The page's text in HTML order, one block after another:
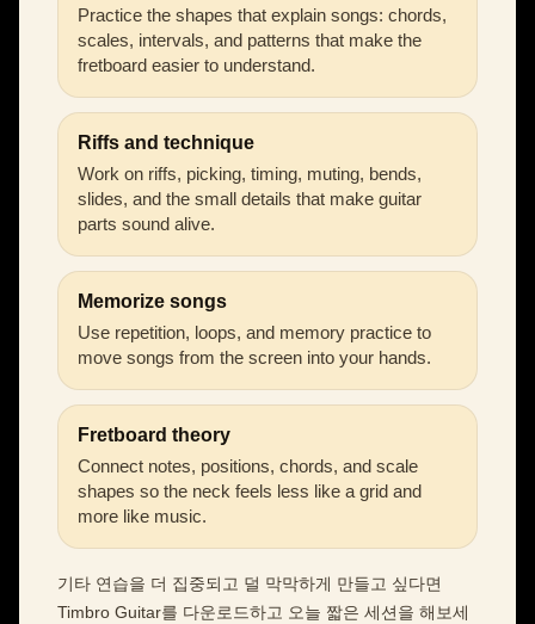
Practice the shapes that explain songs: chords,
scales, intervals, and patterns that make the
fretboard easier to understand.
Riffs and technique
Work on riffs, picking, timing, muting, bends,
slides, and the small details that make guitar
parts sound alive.
Memorize songs
Use repetition, loops, and memory practice to
move songs from the screen into your hands.
Fretboard theory
Connect notes, positions, chords, and scale
shapes so the neck feels less like a grid and
more like music.
기타 연습을 더 집중되고 덜 막막하게 만들고 싶다면
Timbro Guitar를 다운로드하고 오늘 짧은 세션을 해보세